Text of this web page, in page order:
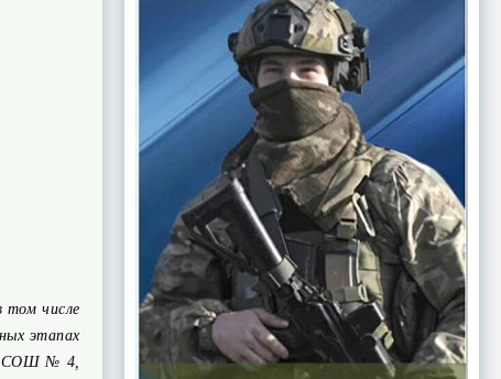
том числе
этапах
СОШ № 4,